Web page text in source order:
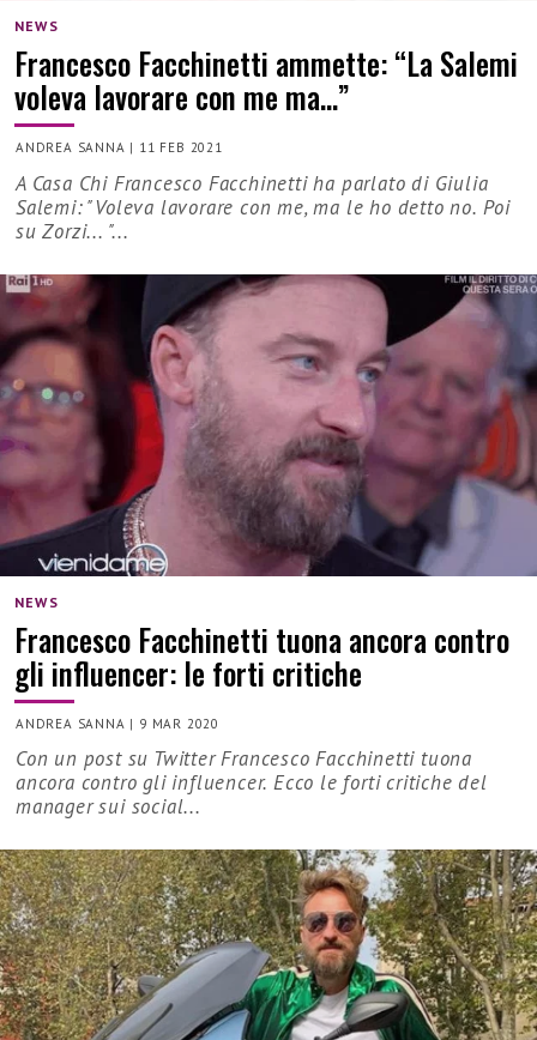
NEWS
Francesco Facchinetti ammette: “La Salemi
voleva lavorare con me ma…”
ANDREA SANNA | 11 FEB 2021
A Casa Chi Francesco Facchinetti ha parlato di Giulia
Salemi: "Voleva lavorare con me, ma le ho detto no. Poi
su Zorzi... "...
NEWS
Francesco Facchinetti tuona ancora contro
gli influencer: le forti critiche
ANDREA SANNA | 9 MAR 2020
Con un post su Twitter Francesco Facchinetti tuona
ancora contro gli influencer. Ecco le forti critiche del
manager sui social...